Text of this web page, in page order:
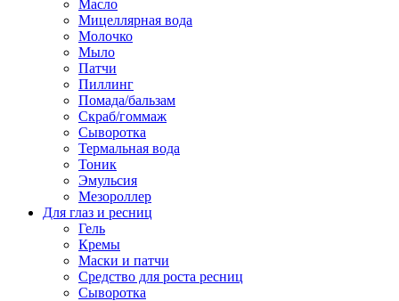
Масло
Мицеллярная вода
Молочко
Мыло
Патчи
Пиллинг
Помада/бальзам
Скраб/гоммаж
Сыворотка
Термальная вода
Тоник
Эмульсия
Мезороллер
Для глаз и ресниц
Гель
Кремы
Маски и патчи
Средство для роста ресниц
Сыворотка